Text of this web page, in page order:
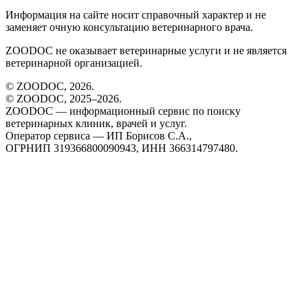
Информация на сайте носит справочный характер и не
заменяет очную консультацию ветеринарного врача.
ZOODOC не оказывает ветеринарные услуги и не является
ветеринарной организацией.
© ZOODOC, 2026.
© ZOODOC, 2025–2026.
ZOODOC — информационный сервис по поиску
ветеринарных клиник, врачей и услуг.
Оператор сервиса — ИП Борисов С.А.,
ОГРНИП 319366800090943, ИНН 366314797480.